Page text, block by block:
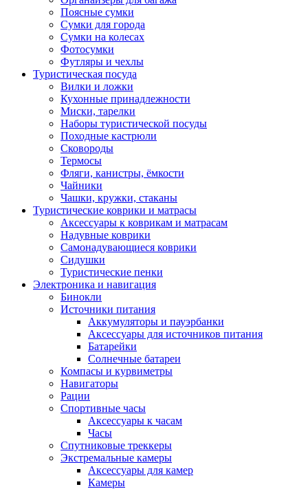
Поясные сумки
Сумки для города
Сумки на колесах
Фотосумки
Футляры и чехлы
Туристическая посуда
Вилки и ложки
Кухонные принадлежности
Миски, тарелки
Наборы туристической посуды
Походные кастрюли
Сковороды
Термосы
Фляги, канистры, ёмкости
Чайники
Чашки, кружки, стаканы
Туристические коврики и матрасы
Аксессуары к коврикам и матрасам
Надувные коврики
Самонадувающиеся коврики
Сидушки
Туристические пенки
Электроника и навигация
Бинокли
Источники питания
Аккумуляторы и пауэрбанки
Аксессуары для источников питания
Батарейки
Солнечные батареи
Компасы и курвиметры
Навигаторы
Рации
Спортивные часы
Аксессуары к часам
Часы
Спутниковые треккеры
Экстремальные камеры
Аксессуары для камер
Камеры